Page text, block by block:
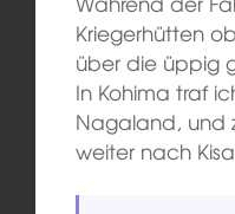
Kriegerhütten
über die üppig
In Kohima traf
Nagaland, und
weiter nach